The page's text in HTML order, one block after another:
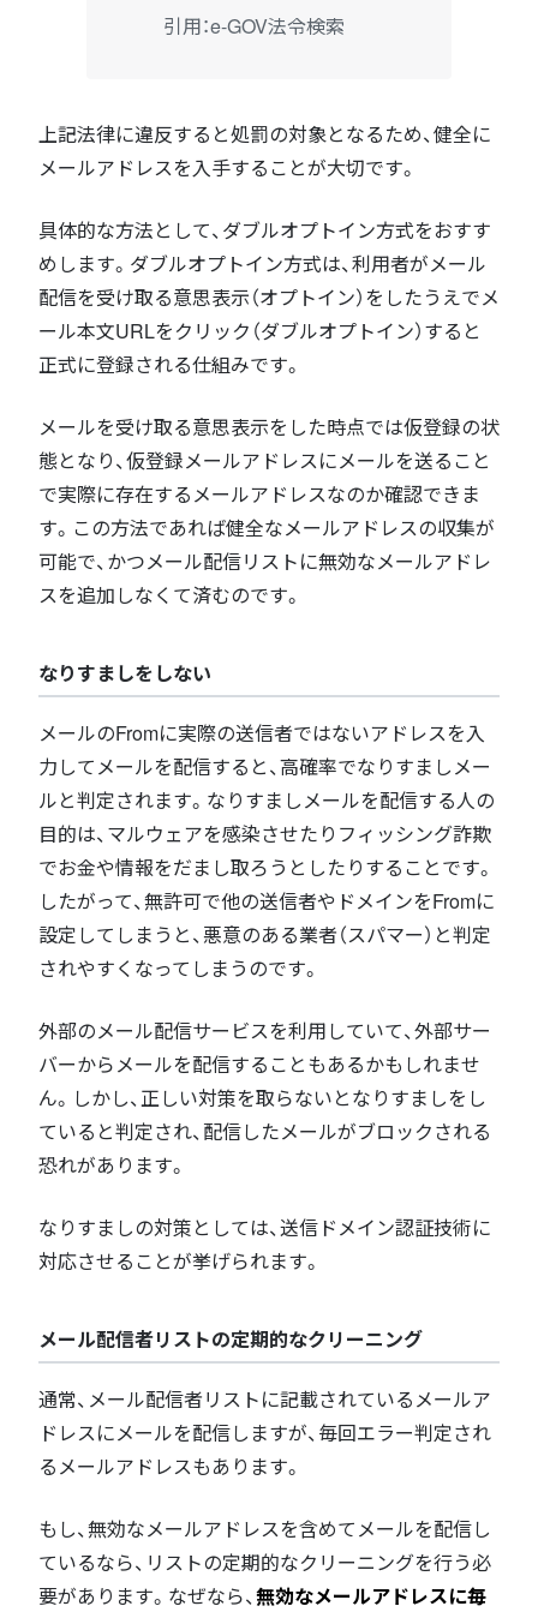
引用：e-GOV法令検索
上記法律に違反すると処罰の対象となるため、健全に
メールアドレスを入手することが大切です。
具体的な方法として、ダブルオプトイン方式をおすす
めします。ダブルオプトイン方式は、利用者がメール
配信を受け取る意思表示（オプトイン）をしたうえでメ
ール本文URLをクリック（ダブルオプトイン）すると
正式に登録される仕組みです。
メールを受け取る意思表示をした時点では仮登録の状
態となり、仮登録メールアドレスにメールを送ること
で実際に存在するメールアドレスなのか確認できま
す。この方法であれば健全なメールアドレスの収集が
可能で、かつメール配信リストに無効なメールアドレ
スを追加しなくて済むのです。
なりすましをしない
メールのFromに実際の送信者ではないアドレスを入
力してメールを配信すると、高確率でなりすましメー
ルと判定されます。なりすましメールを配信する人の
目的は、マルウェアを感染させたりフィッシング詐欺
でお金や情報をだまし取ろうとしたりすることです。
したがって、無許可で他の送信者やドメインをFromに
設定してしまうと、悪意のある業者（スパマー）と判定
されやすくなってしまうのです。
外部のメール配信サービスを利用していて、外部サー
バーからメールを配信することもあるかもしれませ
ん。しかし、正しい対策を取らないとなりすましをし
ていると判定され、配信したメールがブロックされる
恐れがあります。
なりすましの対策としては、送信ドメイン認証技術に
対応させることが挙げられます。
メール配信者リストの定期的なクリーニング
通常、メール配信者リストに記載されているメールア
ドレスにメールを配信しますが、毎回エラー判定され
るメールアドレスもあります。
もし、無効なメールアドレスを含めてメールを配信し
ているなら、リストの定期的なクリーニングを行う必
要があります。なぜなら、無効なメールアドレスに毎